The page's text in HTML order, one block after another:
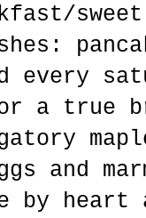
every
a true
and
by heart